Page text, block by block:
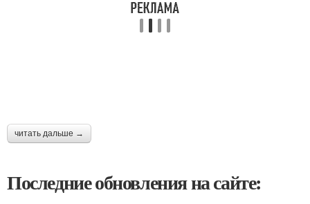
читать дальше →
Последние обновления на сайте: